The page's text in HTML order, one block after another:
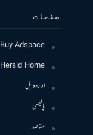
صفحات
Buy Adspace
Herald Home
ادارہ دلیل
پالیسی
مقاصد